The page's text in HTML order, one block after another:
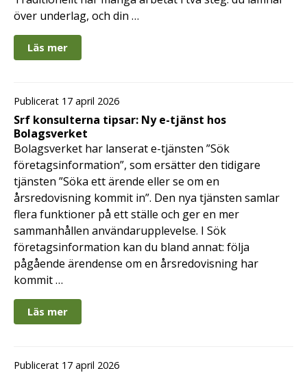
över underlag, och din …
Läs mer
Publicerat 17 april 2026
Srf konsulterna tipsar: Ny e-tjänst hos
Bolagsverket
Bolagsverket har lanserat e-tjänsten ”Sök
företagsinformation”, som ersätter den tidigare
tjänsten ”Söka ett ärende eller se om en
årsredovisning kommit in”. Den nya tjänsten samlar
flera funktioner på ett ställe och ger en mer
sammanhållen användarupplevelse. I Sök
företagsinformation kan du bland annat: följa
pågående ärendense om en årsredovisning har
kommit …
Läs mer
Publicerat 17 april 2026